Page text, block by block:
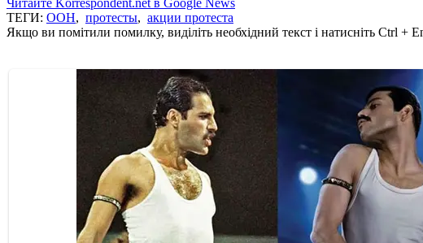
ТЕГИ: ООН, протесты, акции протеста
Якщо ви помітили помилку, виділіть необхідний текст і натисніть Ctrl +